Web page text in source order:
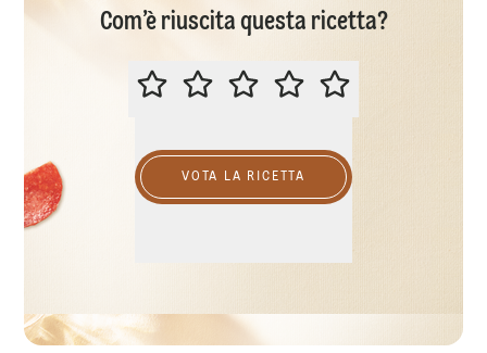
Com’è riuscita questa ricetta?
VALUTA QUESTA RICETTA
VOTA LA RICETTA